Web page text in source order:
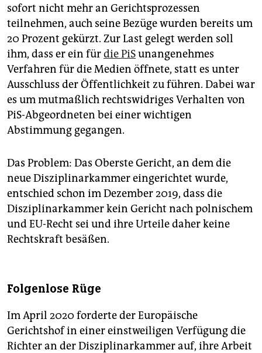
sofort nicht mehr an Gerichtsprozessen
teilnehmen, auch seine Bezüge wurden bereits um
20 Prozent gekürzt. Zur Last gelegt werden soll
ihm, dass er ein fürdie PiSunangenehmes
Verfahren für die Medien öffnete, statt es unter
Ausschluss der Öffentlichkeit zu führen. Dabei war
es um mutmaßlich rechtswidriges Verhalten von
PiS-Abgeordneten bei einer wichtigen
Abstimmung gegangen.
Das Problem: Das Oberste Gericht, an dem die
neue Disziplinarkammer eingerichtet wurde,
entschied schon im Dezember 2019, dass die
Disziplinarkammer kein Gericht nach polnischem
und EU-Recht sei und ihre Urteile daher keine
Rechtskraft besäßen.
Folgenlose Rüge
Im April 2020 forderte der Europäische
Gerichtshof in einer einstweiligen Verfügung die
Richter an der Disziplinarkammer auf, ihre Arbeit